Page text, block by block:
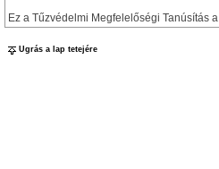
Ez a Tűzvédelmi Megfelelőségi Tanúsítás a
Ugrás a lap tetejére